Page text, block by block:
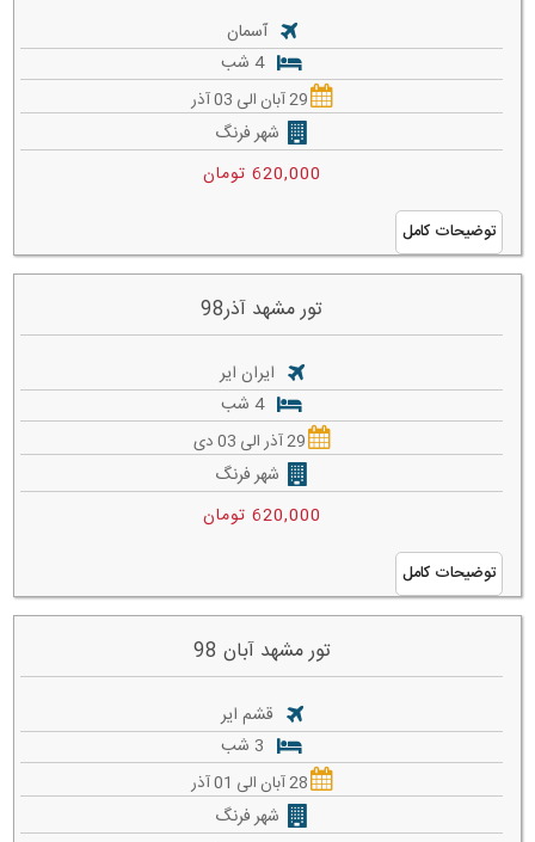
آسمان
4 شب
29 آبان الی 03 آذر
شهر فرنگ
620,000 تومان
توضیحات کامل
تور مشهد آذر98
ایران ایر
4 شب
29 آذر الی 03 دی
شهر فرنگ
620,000 تومان
توضیحات کامل
تور مشهد آبان 98
قشم ایر
28 آبان الی 01 آذر
شهر فرنگ